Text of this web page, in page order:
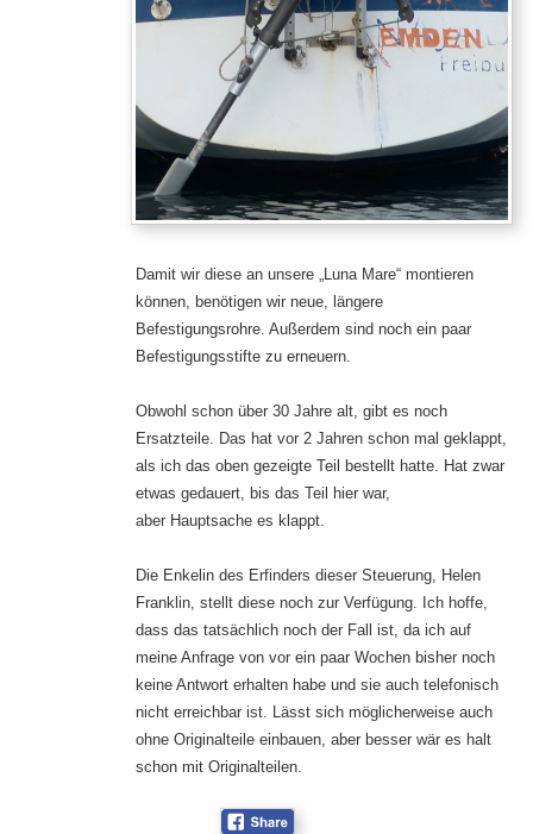
Damit wir diese an unsere „Luna Mare“ montieren
können, benötigen wir neue, längere
Befestigungsrohre. Außerdem sind noch ein paar
Befestigungsstifte zu erneuern.
Obwohl schon über 30 Jahre alt, gibt es noch
Ersatzteile. Das hat vor 2 Jahren schon mal geklappt,
als ich das oben gezeigte Teil bestellt hatte. Hat zwar
etwas gedauert, bis das Teil hier war,
aber Hauptsache es klappt.
Die Enkelin des Erfinders dieser Steuerung, Helen
Franklin, stellt diese noch zur Verfügung. Ich hoffe,
dass das tatsächlich noch der Fall ist, da ich auf
meine Anfrage von vor ein paar Wochen bisher noch
keine Antwort erhalten habe und sie auch telefonisch
nicht erreichbar ist. Lässt sich möglicherweise auch
ohne Originalteile einbauen, aber besser wär es halt
schon mit Originalteilen.